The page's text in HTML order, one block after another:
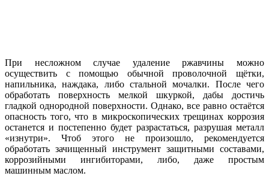
При несложном случае удаление ржавчины можно
осуществить с помощью обычной проволочной щётки,
напильника, наждака, либо стальной мочалки. После чего
обработать поверхность мелкой шкуркой, дабы достичь
гладкой однородной поверхности. Однако, все равно остаётся
опасность того, что в микроскопических трещинах коррозия
останется и постепенно будет разрастаться, разрушая металл
«изнутри». Чтоб этого не произошло, рекомендуется
обработать зачищенный инструмент защитными составами,
коррозийными ингибиторами, либо, даже простым
машинным маслом.